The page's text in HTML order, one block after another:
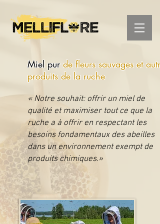
Miel pur de fleurs sauvages et
produits de la ruche
« Notre souhait: offrir un miel de
qualité et maximiser tout ce que la
ruche a à offrir en respectant les
besoins fondamentaux des abeilles
dans un environnement exempt de
produits chimiques.»